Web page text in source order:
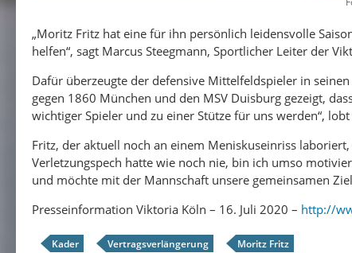
„Moritz Fritz hat eine für ihn persönlich leidensvolle
helfen“, sagt Marcus Steegmann, Sportlicher Leiter der
Dafür überzeugte der defensive Mittelfeldspieler in
gegen 1860 München und den MSV Duisburg gezeigt,
wichtiger Spieler und zu einer Stütze für uns werden“,
Fritz, der aktuell noch an einem Meniskuseinriss
Verletzungspech hatte wie noch nie, bin ich umso
und möchte mit der Mannschaft unsere gemeinsamen
Presseinformation Viktoria Köln – 16. Juli 2020 – http://
Kader Vertragsverlängerung Moritz Fritz